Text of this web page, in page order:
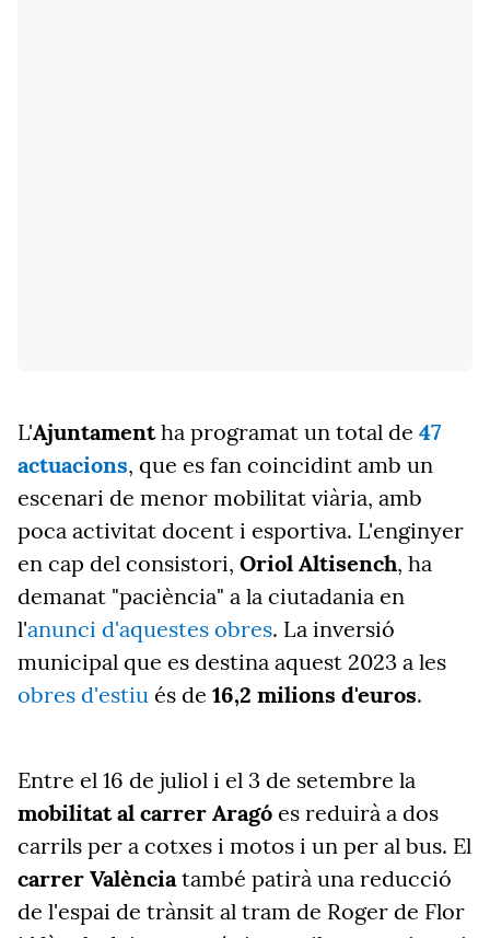
L'Ajuntamentha programat un total de 47
actuacions, que es fan coincidint amb un
escenari de menor mobilitat viària, amb
poca activitat docent i esportiva. L'enginyer
en cap del consistori, Oriol Altisench, ha
demanat "paciència" a la ciutadania en
l'anunci d'aquestes obres. La inversió
municipal que es destina aquest 2023 a les
obres d'estiu és de 16,2 milions d'euros.
Entre el 16 de juliol i el 3 de setembre la
mobilitat al carrer Aragó es reduirà a dos
carrils per a cotxes i motos i un per al bus. El
carrer Valènciatambé patirà una reducció
de l'espai de trànsit al tram de Roger de Flor